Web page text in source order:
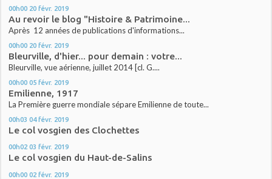
00h00 20 févr. 2019
Au revoir le blog "Histoire & Patrimoine...
Après 12 années de publications d'informations...
00h00 20 févr. 2019
Bleurville, d'hier... pour demain : votre...
Bleurville, vue aérienne, juillet 2014 [cl. G....
00h00 05 févr. 2019
Emilienne, 1917
La Première guerre mondiale sépare Emilienne de toute...
00h03 04 févr. 2019
Le col vosgien des Clochettes
00h02 03 févr. 2019
Le col vosgien du Haut-de-Salins
00h00 02 févr. 2019